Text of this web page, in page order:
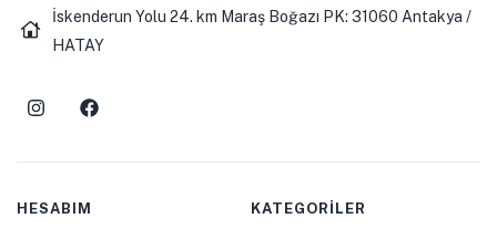
İskenderun Yolu 24. km Maraş Boğazı PK: 31060 Antakya /
HATAY
HESABIM KATEGORİLER